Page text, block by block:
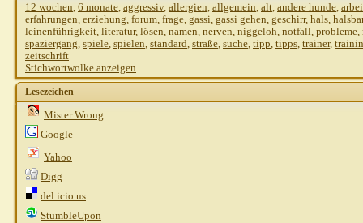
12 wochen, 6 monate, aggressiv, allergien, allgemein, alt, andere hunde,
erfahrungen, erziehung, forum, frage, gassi, gassi gehen, geschirr, hals,
leinenführigkeit, literatur, lösen, namen, nerven, niggeloh, notfall, probleme,
spaziergang, spiele, spielen, standard, straße, suche, tipp, tipps, trainer,
zeitschrift
Stichwortwolke anzeigen
Lesezeichen
Mister Wrong
Google
Yahoo
Digg
del.icio.us
StumbleUpon